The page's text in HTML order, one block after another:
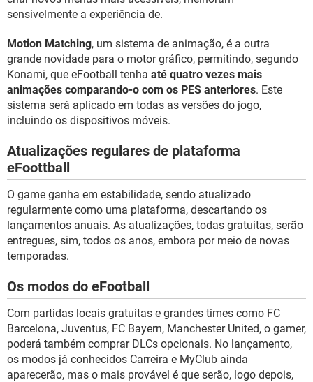
sensivelmente a experiência de.
Motion Matching, um sistema de animação, é a outra
grande novidade para o motor gráfico, permitindo, segundo
Konami, que eFootball tenha até quatro vezes mais
animações comparando-o com os PES anteriores. Este
sistema será aplicado em todas as versões do jogo,
incluindo os dispositivos móveis.
Atualizações regulares de plataforma
eFoottball
O game ganha em estabilidade, sendo atualizado
regularmente como uma plataforma, descartando os
lançamentos anuais. As atualizações, todas gratuitas, serão
entregues, sim, todos os anos, embora por meio de novas
temporadas.
Os modos do eFootball
Com partidas locais gratuitas e grandes times como FC
Barcelona, Juventus, FC Bayern, Manchester United, o gamer,
poderá também comprar DLCs opcionais. No lançamento,
os modos já conhecidos Carreira e MyClub ainda
aparecerão, mas o mais provável é que serão, logo depois,